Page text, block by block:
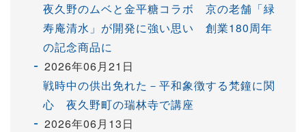
夜久野のムベと金平糖コラボ 京の老舗「緑
寿庵清水」が開発に強い思い 創業180周年
の記念商品に
2026年06月21日
戦時中の供出免れた－平和象徴する梵鐘に関
心 夜久野町の瑞林寺で講座
2026年06月13日